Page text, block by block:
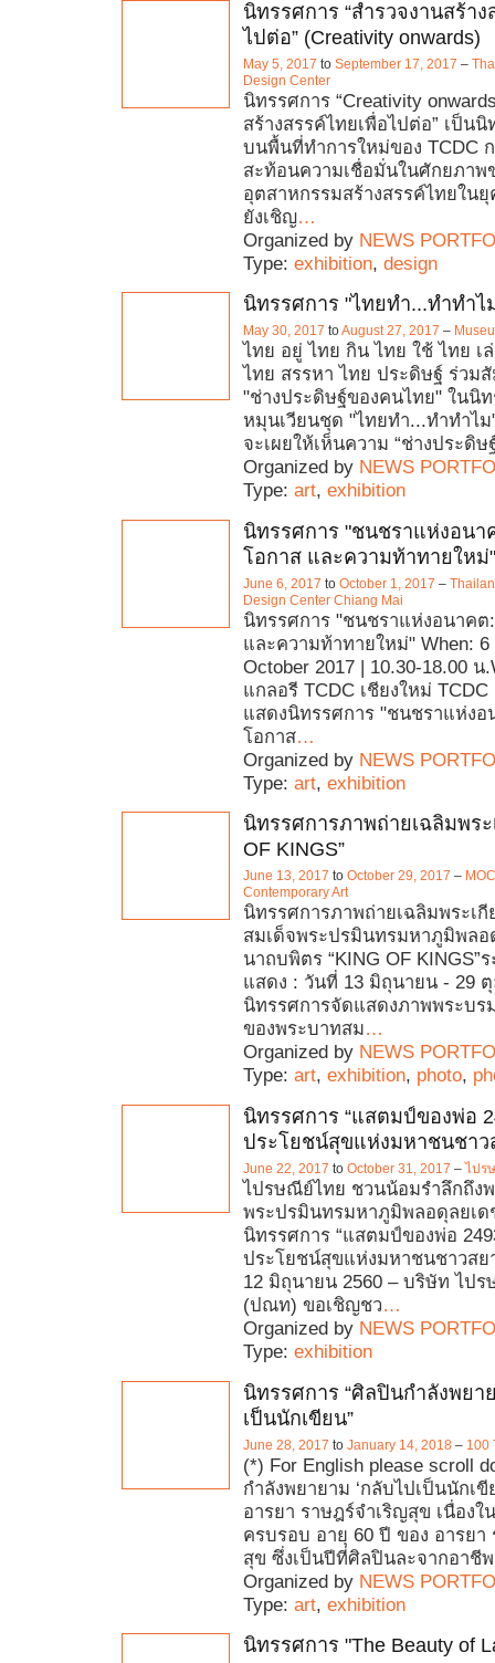
นิทรรศการ “สำรวจงานสร้าง
ไปต่อ” (Creativity onwards)
May 5, 2017 to September 17, 2017 –
Design Center
นิทรรศการ “Creativity
สร้างสรรค์ไทยเพื่อไปต่อ” เป็น
บนพื้นที่ทำการใหม่ของ TCDC
สะท้อนความเชื่อมั่นในศักยภาพ
อุตสาหกรรมสร้างสรรค์ไทยใน
ยังเชิญ…
Organized by NEWS
Type: exhibition, design
นิทรรศการ "ไทยทำ...ทำทำไ
May 30, 2017 toAugust 27, 2017 –
ไทย อยู่ ไทย กิน ไทย ใช้ ไทย เ
ไทย สรรหา ไทย ประดิษฐ์ ร่วม
"ช่างประดิษฐ์ของคนไทย" ในนิ
หมุนเวียนชุด "ไทยทำ...ทำทำไ
จะเผยให้เห็นความ “ช่างประดิษ
Organized by NEWS
Type: art, exhibition
นิทรรศการ "ชนชราแห่งอนา
โอกาส และความท้าทายใหม่"
June 6, 2017 to October 1, 2017 –
Design Center Chiang Mai
นิทรรศการ "ชนชราแห่งอนาคต
และความท้าทายใหม่" When: 6
October 2017 | 10.30-18.00 น
แกลอรี TCDC เชียงใหม่
แสดงนิทรรศการ "ชนชราแห่ง
โอกาส…
Organized by NEWS
Type: art, exhibition
นิทรรศการภาพถ่ายเฉลิมพระ
OF KINGS”
June 13, 2017 to October 29, 2017 –
Contemporary Art
นิทรรศการภาพถ่ายเฉลิมพระเ
สมเด็จพระปรมินทรมหาภูมิพลอ
นาถบพิตร “KING OF KINGS”
แสดง : วันที่ 13 มิถุนายน - 29
นิทรรศการจัดแสดงภาพพระบ
ของพระบาทสม…
Organized by NEWS
Type: art, exhibition, photo,
นิทรรศการ “แสตมป์ของพ่อ
ประโยชน์สุขแห่งมหาชนชาว
June 22, 2017 to October 31, 2017 – ไปร
ไปรษณีย์ไทย ชวนน้อมรำลึกถึง
พระปรมินทรมหาภูมิพลอดุลยเด
นิทรรศการ “แสตมป์ของพ่อ
ประโยชน์สุขแห่งมหาชนชาวสย
12 มิถุนายน 2560 – บริษัท ไป
(ปณท) ขอเชิญชว…
Organized by NEWS
Type: exhibition
นิทรรศการ “ศิลปินกำลังพยา
เป็นนักเขียน”
June 28, 2017 to January 14, 2018 – 100
(*) For English please scroll
กำลังพยายาม ‘กลับไปเป็นนักเขี
อารยา ราษฎร์จำเริญสุข เนื่องใ
ครบรอบ อายุ 60 ปี ของ อารยา
สุข ซึ่งเป็นปีที่ศิลปินละจากอาชี
Organized by NEWS
Type: art, exhibition
นิทรรศการ "The Beauty of